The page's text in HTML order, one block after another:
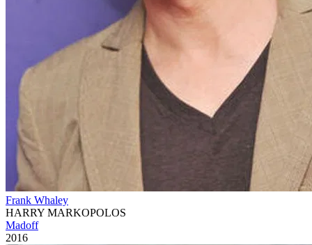
Frank Whaley
HARRY MARKOPOLOS
Madoff
2016